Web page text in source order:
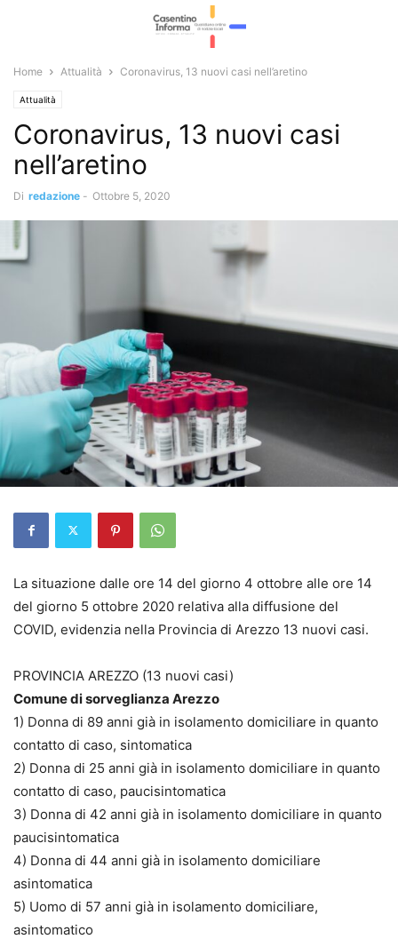
Home Attualità Coronavirus, 13 nuovi casi nell’aretino
Attualità
Coronavirus, 13 nuovi casi
nell’aretino
Di redazione - Ottobre 5, 2020
La situazione dalle ore 14 del giorno 4 ottobre alle ore 14
del giorno 5 ottobre 2020 relativa alla diffusione del
COVID, evidenzia nella Provincia di Arezzo 13 nuovi casi.
PROVINCIA AREZZO (13 nuovi casi)
Comune di sorveglianza Arezzo
1) Donna di 89 anni già in isolamento domiciliare in quanto
contatto di caso, sintomatica
2) Donna di 25 anni già in isolamento domiciliare in quanto
contatto di caso, paucisintomatica
3) Donna di 42 anni già in isolamento domiciliare in quanto
paucisintomatica
4) Donna di 44 anni già in isolamento domiciliare
asintomatica
5) Uomo di 57 anni già in isolamento domiciliare,
asintomatico